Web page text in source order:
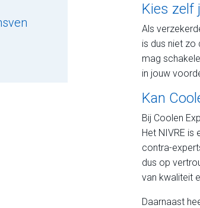
Kies zelf
Als
is dus niet zo
mag
in jouw
Kan
Bij Coolen
Het NIVRE is
contra-
dus op
van kwaliteit
Daarnaast